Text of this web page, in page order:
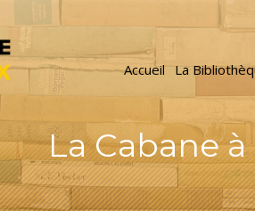
Accueil La
La Cabane